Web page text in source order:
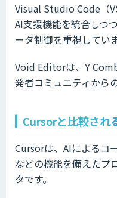
Visual Studio Code（
AI支援機能を統合しつ
ータ制御を重視していま
Void Editorは、Y
発者コミュニティから
Cursorと比較され
Cursorは、AIによるコ
などの機能を備えたプ
タです。